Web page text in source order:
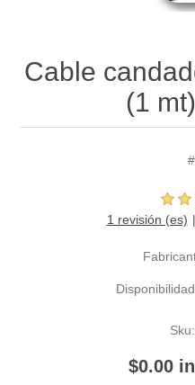
Cable
(1
1 revisión (es)
Sku:
$0.00